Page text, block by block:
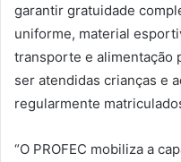
garantir gratuidade
uniforme, material
transporte e alimentação
ser atendidas crianças e
regularmente
“O PROFEC mobiliza a